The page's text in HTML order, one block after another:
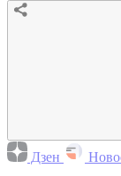
Дзен